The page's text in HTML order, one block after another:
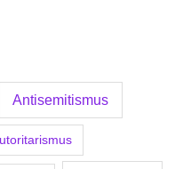
Antisemitismus